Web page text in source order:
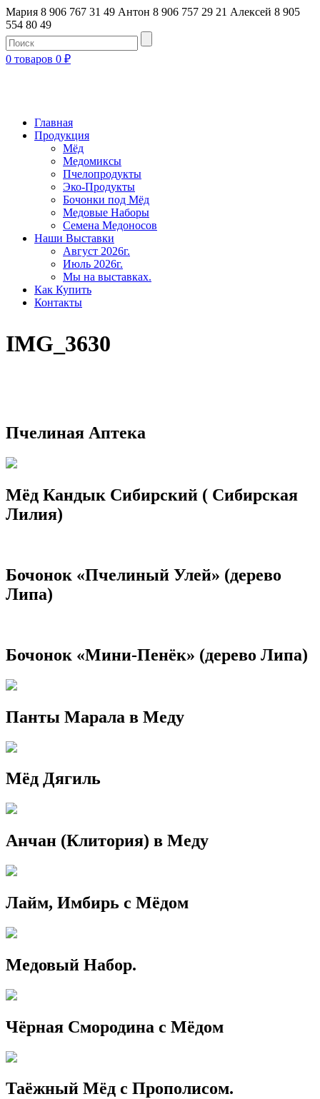
Мария 8 906 767 31 49 Антон 8 906 757 29 21 Алексей 8 905
554 80 49
0 товаров 0 ₽
Главная
Продукция
Мёд
Медомиксы
Пчелопродукты
Эко-Продукты
Бочонки под Мёд
Медовые Наборы
Семена Медоносов
Наши Выставки
Август 2026г.
Июль 2026г.
Мы на выставках.
Как Купить
Контакты
IMG_3630
Пчелиная Аптека
Мёд Кандык Сибирский ( Сибирская
Лилия)
Бочонок «Пчелиный Улей» (дерево
Липа)
Бочонок «Мини-Пенёк» (дерево Липа)
Панты Марала в Меду
Мёд Дягиль
Анчан (Клитория) в Меду
Лайм, Имбирь с Мёдом
Медовый Набор.
Чёрная Смородина с Мёдом
Таёжный Мёд с Прополисом.